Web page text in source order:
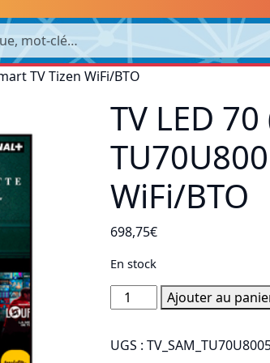
TV Tizen WiFi/BTO
TV LED
WiFi/BTO
698,75€
En stock
quantité
de
LED
Ajouter au
UGS :